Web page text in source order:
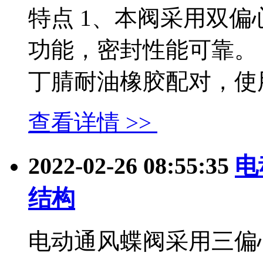
特点 1、本阀采用双偏
功能，密封性能可靠
丁腈耐油橡胶配对，使
查看详情 >>
2022-02-26 08:55:35
结构
电动通风蝶阀采用三